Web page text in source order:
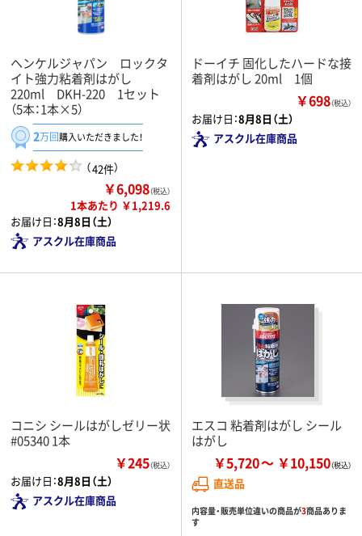
ヘンケルジャパン ロックタ
イト強力粘着剤はがし
220ml DKH-220 1セット
（5本：1本×5）
2万回購入いただきました！
（42件）
￥6,098（税込）
1本あたり ￥1,219.6
お届け日：8月8日（土）
アスクル在庫商品
ドーイチ 固化したハードな接
着剤はがし 20ml 1個
￥698（税込）
お届け日：8月8日（土）
アスクル在庫商品
コニシ シールはがしゼリー状
#05340 1本
￥245（税込）
お届け日：8月8日（土）
アスクル在庫商品
エスコ 粘着剤はがし シール
はがし
￥5,720 ￥10,150
直送品
内容量・販売単位違いの商品が3商品ありま
す